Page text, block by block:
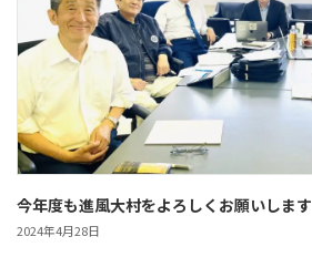
今年度も進風大村をよろしくお願いします
2024年4月28日